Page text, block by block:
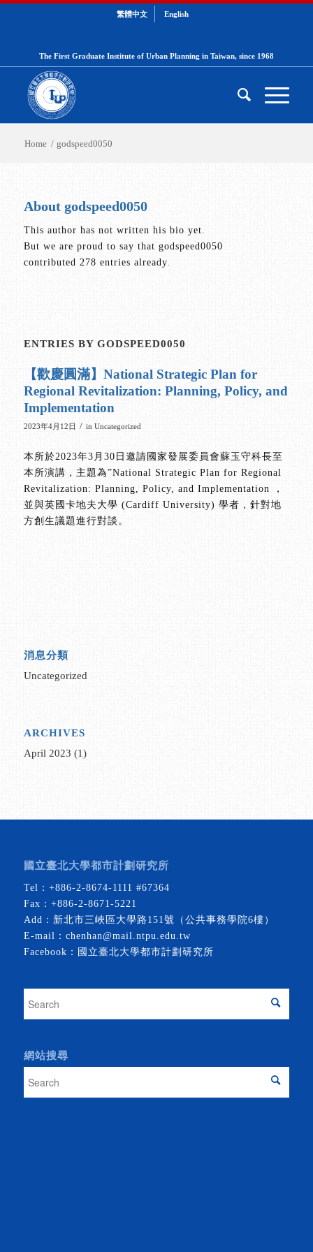
繁體中文 English
The First Graduate Institute of Urban Planning in Taiwan, since 1968
Home / godspeed0050
About godspeed0050
This author has not written his bio yet.
But we are proud to say that godspeed0050
contributed 278 entries already.
ENTRIES BY GODSPEED0050
【歡慶圓滿】National Strategic Plan for
Regional Revitalization: Planning, Policy, and
Implementation
2023年4月12日 / in Uncategorized
本所於2023年3月30日邀請國家發展委員會蘇玉守科長至
本所演講，主題為”National Strategic Plan for Regional
Revitalization: Planning, Policy, and Implementation ，
並與英國卡地夫大學 (Cardiff University) 學者，針對地
方創生議題進行對談。
消息分類
Uncategorized
ARCHIVES
April 2023 (1)
國立臺北大學都市計劃研究所
Tel： +886-2-8674-1111 #67364
Fax：+886-2-8671-5221
Add：新北市三峽區大學路151號（公共事務學院6樓）
E-mail： chenhan@mail.ntpu.edu.tw
Facebook： 國立臺北大學都市計劃研究所
網站搜尋